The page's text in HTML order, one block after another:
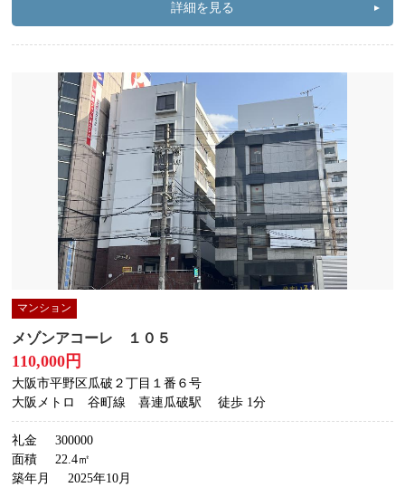
詳細を見る
マンション
メゾンアコーレ １０５
110,000円
大阪市平野区瓜破２丁目１番６号
大阪メトロ 谷町線 喜連瓜破駅 徒歩 1分
礼金
300000
面積
22.4㎡
築年月
2025年10月